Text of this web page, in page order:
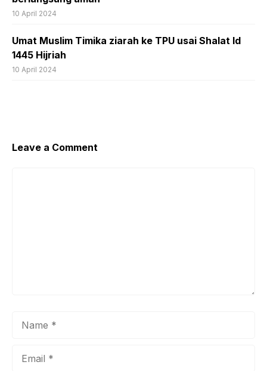
10 April 2024
Umat Muslim Timika ziarah ke TPU usai Shalat Id
1445 Hijriah
10 April 2024
Leave a Comment